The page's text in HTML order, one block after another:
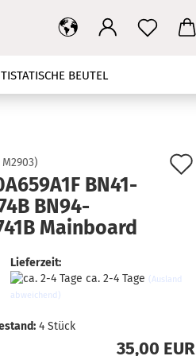
BEUTEL
KONTAKT
M2903)
BN41-
BN94-
Mainboard
Lieferzeit:
ca. 2-4 Tage (Ausland
abweichend)
4 Stück
35,00 EUR